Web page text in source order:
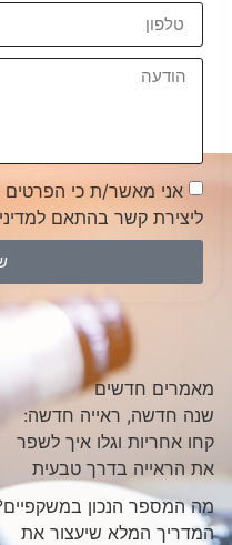
אני מאשר/ת כי הפרטים
ליצירת קשר בהתאם
מאמרים חדשים
שנה חדשה, ראייה חדשה:
קחו אחריות וגלו איך לשפר
את הראייה בדרך טבעית
מה המספר הנכון
המדריך המלא שיעצור את